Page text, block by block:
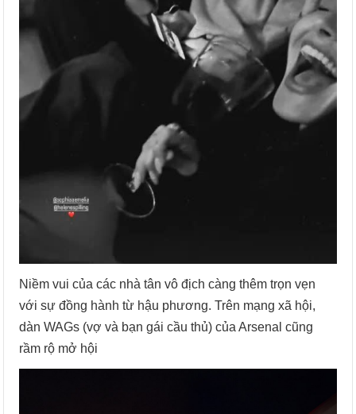
Niềm vui của các nhà tân vô địch càng thêm trọn vẹn
với sự đồng hành từ hậu phương. Trên mạng xã hội,
dàn WAGs (vợ và bạn gái cầu thủ) của Arsenal cũng
rầm rộ mở hội